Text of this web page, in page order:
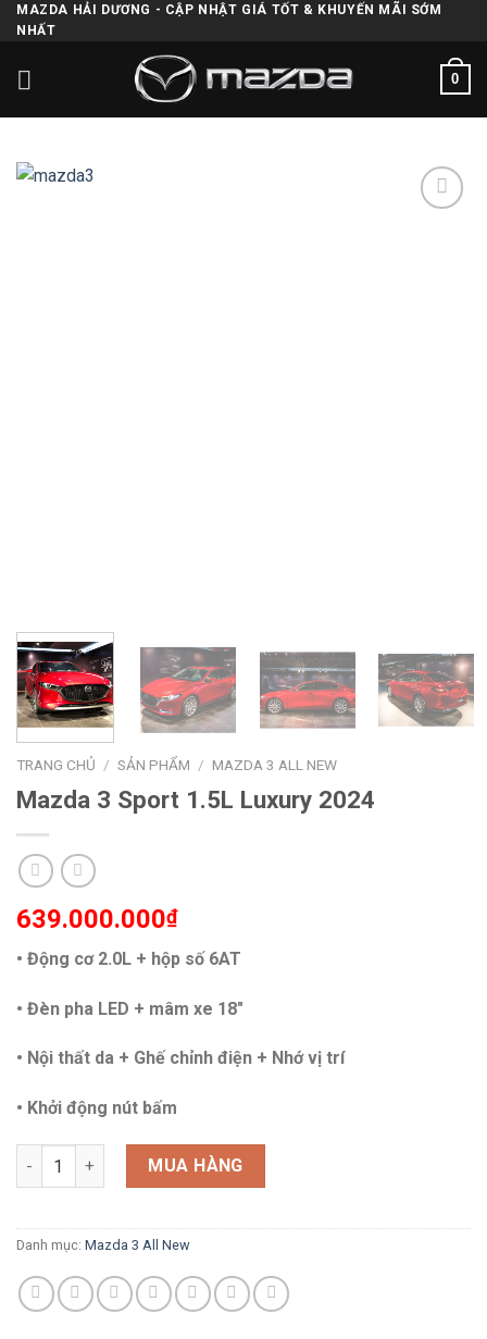
Skip
content
MAZDA HẢI DƯƠNG - CẬP NHẬT GIÁ TỐT & KHUYẾN MÃI SỚM
NHẤT
0
TRANG CHỦ / SẢN PHẨM / MAZDA 3 ALL NEW
Mazda 3 Sport 1.5L Luxury 2024
639.000.000₫
• Động cơ 2.0L + hộp số 6AT
• Đèn pha LED + mâm xe 18″
• Nội thất da + Ghế chỉnh điện + Nhớ vị trí
• Khởi động nút bấm
Mazda 3 Sport 1.5L Luxury 2024 số lượng
MUA HÀNG
Danh mục: Mazda 3 All New